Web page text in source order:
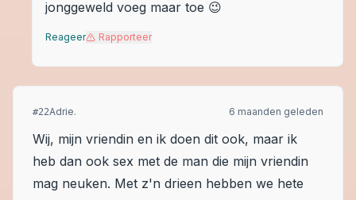
jonggeweld voeg maar toe 😉
Reageer Rapporteer
#22Adrie. 6 maanden geleden
Wij, mijn vriendin en ik doen dit ook, maar ik
heb dan ook sex met de man die mijn vriendin
mag neuken. Met z'n drieen hebben we hete